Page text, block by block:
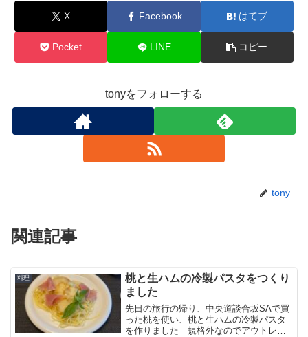
X Facebook はてブ
Pocket LINE コピー
tonyをフォローする
tony
関連記事
料理
桃と生ハムの冷製パスタをつくり
ました
先日の旅行の帰り、中央道談合坂SAで買
った桃を使い、桃と生ハムの冷製パスタ
を作りました 規格外なのでアウトレッ